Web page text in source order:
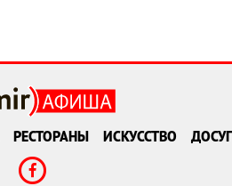
РЕСТОРАНЫ ИСКУССТВО ДОСУГ